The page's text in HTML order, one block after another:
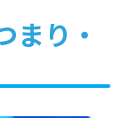
まり・